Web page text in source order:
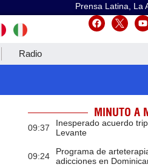
Prensa Latina, La
Radio
MINUTO A
09:37
Inesperado acuerdo
Levante
09:24
Programa de
adicciones en